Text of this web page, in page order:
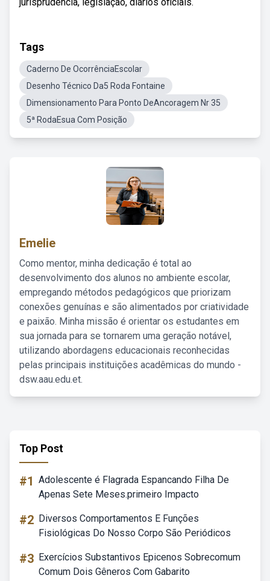
Tags
Caderno De OcorrênciaEscolar
Desenho Técnico Da5 Roda Fontaine
Dimensionamento Para Ponto DeAncoragem Nr 35
5ª RodaEsua Com Posição
Emelie
Como mentor, minha dedicação é total ao
desenvolvimento dos alunos no ambiente escolar,
empregando métodos pedagógicos que priorizam
conexões genuínas e são alimentados por criatividade
e paixão. Minha missão é orientar os estudantes em
sua jornada para se tornarem uma geração notável,
utilizando abordagens educacionais reconhecidas
pelas principais instituições acadêmicas do mundo -
dsw.aau.edu.et.
Top Post
#1 Adolescente é Flagrada Espancando Filha De
Apenas Sete Meses.primeiro Impacto
#2 Diversos Comportamentos E Funções
Fisiológicas Do Nosso Corpo São Periódicos
#3 Exercícios Substantivos Epicenos Sobrecomum
Comum Dois Gêneros Com Gabarito